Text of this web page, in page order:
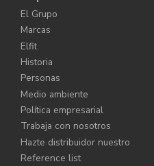
El Grupo
Marcas
Elfit
Historia
Personas
Medio ambiente
Política empresarial
Trabaja con nosotros
Hazte distribuidor nuestro
Reference list